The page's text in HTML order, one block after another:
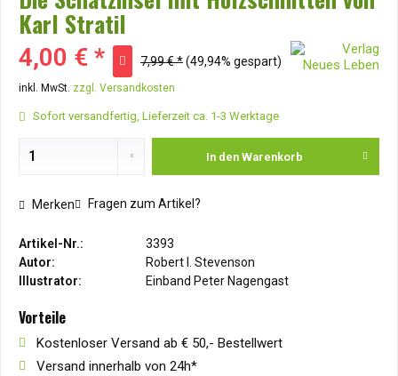
Karl Stratil
4,00 € * 7,99 € *(49,94% gespart)
inkl. MwSt. zzgl. Versandkosten
Sofort versandfertig, Lieferzeit ca. 1-3 Werktage
In den Warenkorb
Merken Fragen zum Artikel?
Artikel-Nr.:
3393
Autor:
Robert l. Stevenson
Illustrator:
Einband Peter Nagengast
Vorteile
Kostenloser Versand ab € 50,- Bestellwert
Versand innerhalb von 24h*